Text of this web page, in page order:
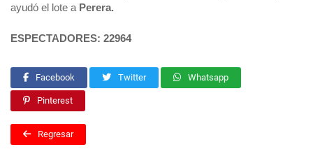
ayudó el lote a Perera.
ESPECTADORES: 22964
Facebook Twitter Whatsapp
Pinterest
Regresar